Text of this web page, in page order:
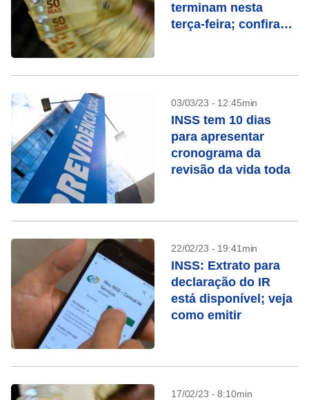
terminam nesta
terça-feira; confira
03/03/23 - 12:45min
INSS tem 10 dias
para apresentar
cronograma da
revisão da vida toda
22/02/23 - 19:41min
INSS: Extrato para
declaração do IR
está disponível; veja
como emitir
17/02/23 - 8:10min